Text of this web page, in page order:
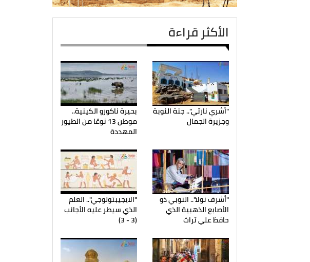
الأكثر قراءة
"أشري نارتي".. جنة النوبة
وجزيرة الجمال
بحيرة ناكورو الكينية..
موطن 13 نوعًا من الطيور
المهددة
"أشرف نولا".. النوبي ذو
الأصابع الذهبية الذي
حافظ علي تراث
"الايجيبتولوجي".. العلم
الذي سيطر عليه الأجانب
(3 - 3)